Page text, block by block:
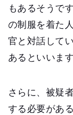
もあるそうで
の制服を着た
官と対話して
あるといいます
さらに、被疑
する必要があ